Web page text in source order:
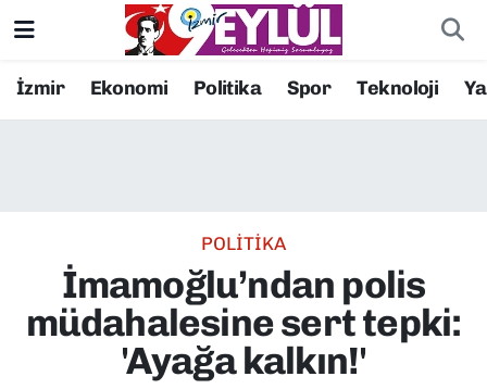
İzmir Ekonomi Politika Spor Teknoloji
POLİTİKA
İmamoğlu’ndan polis
müdahalesine sert tepki:
'Ayağa kalkın!'
Resmi İlanlar
EKONOMİ
KÜLTÜR SANAT
Konak Nöbetçi Eczaneler
Süper Lig Puan Durumu ve Fikstür
Tüm Manşetler
Son Dakika Haberleri